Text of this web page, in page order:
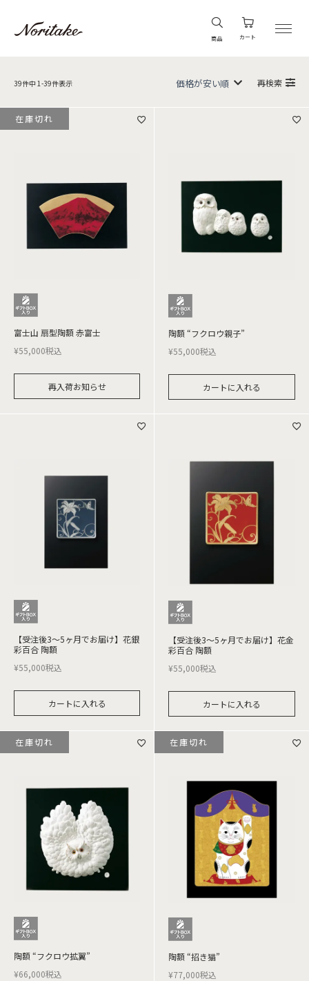
商品 カート
39件中 1 -39件表示 再検索
富士山 扇型陶額 赤富士
¥55,000税込
再入荷お知らせ
在庫切れ
陶額 “フクロウ親子”
¥55,000税込
カートに入れる
【受注後3～5ヶ月でお届け】花銀
彩百合 陶額
¥55,000税込
カートに入れる
【受注後3～5ヶ月でお届け】花金
彩百合 陶額
¥55,000税込
カートに入れる
陶額 “フクロウ拡翼”
¥66,000税込
在庫切れ
陶額 “招き猫”
¥77,000税込
在庫切れ